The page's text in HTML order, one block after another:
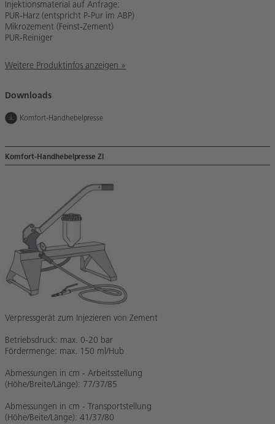
Injektionsmaterial auf Anfrage:
PUR-Harz (entspricht P-Pur im ABP)
Mikrozement (Feinst-Zement)
PUR-Reiniger
Weitere Produktinfos anzeigen »
Downloads
Komfort-Handhebelpresse
Komfort-Handhebelpresse ZI
Verpressgerät zum Injezieren von Zement
Betriebsdruck: max. 0-20 bar
Fördermenge: max. 150 ml/Hub
Abmessungen in cm - Arbeitsstellung
(Höhe/Breite/Länge): 77/37/85
Abmessungen in cm - Transportstellung
(Höhe/Beite/Länge): 41/37/80